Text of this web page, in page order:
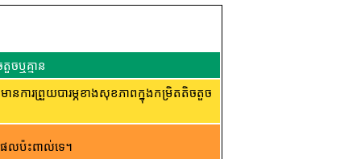
ចឬគ្មាន
ារព្រួយបារម្ភខាងសុខភាពក្នុងកម្រិតតិចតួច
ល​ប៉ះពាល់​ទេ។